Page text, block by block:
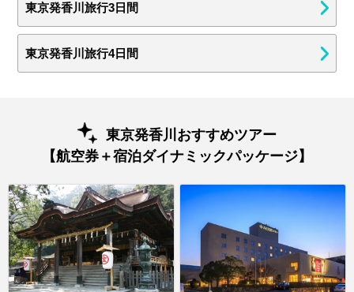
東京発香川旅行3日間
東京発香川旅行4日間
東京発香川おすすめツアー
【航空券＋宿泊ダイナミックパッケージ】